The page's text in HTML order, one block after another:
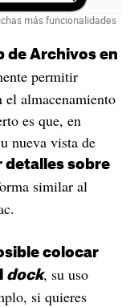
más funcionalidades
de Archivos en
permitir
el almacenamiento
es que, en
nueva vista de
detalles sobre
similar al
colocar
dock, su uso
si quieres